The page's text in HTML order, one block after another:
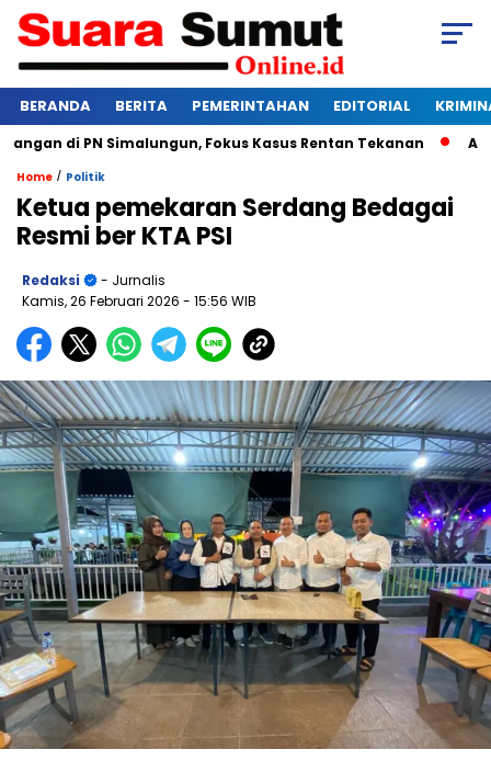
BERANDA BERITA PEMERINTAHAN EDITORIAL
di PN Simalungun, Fokus Kasus Rentan Tekanan Awas
Home / Politik
Ketua pemekaran Serdang Bedagai
Resmi ber KTA PSI
Redaksi
- Jurnalis
Kamis, 26 Februari 2026 - 15:56 WIB